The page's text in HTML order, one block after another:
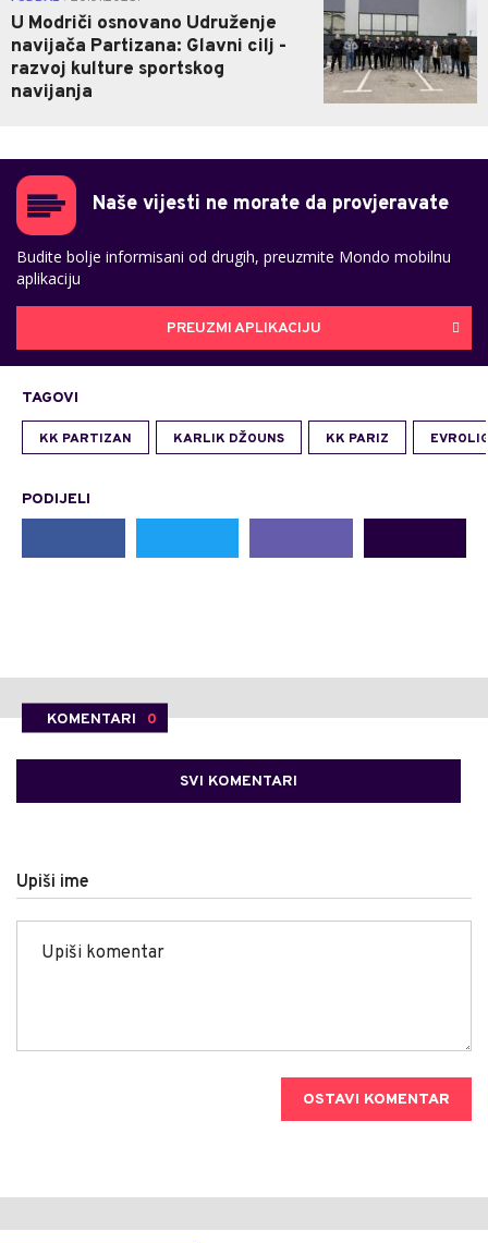
U Modriči osnovano Udruženje
navijača Partizana: Glavni cilj -
razvoj kulture sportskog
navijanja
Naše vijesti ne morate da provjeravate
Budite bolje informisani od drugih, preuzmite Mondo mobilnu
aplikaciju
PREUZMI APLIKACIJU
TAGOVI
KK PARTIZAN KARLIK DŽOUNS KK PARIZ
PODIJELI
KOMENTARI 0
SVI KOMENTARI
Upiši ime
OSTAVI KOMENTAR